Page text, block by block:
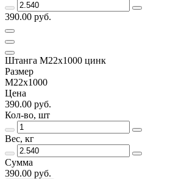
390.00 руб.
Штанга М22х1000 цинк
Размер
М22х1000
Цена
390.00 руб.
Кол-во, шт
Вес, кг
Сумма
390.00 руб.